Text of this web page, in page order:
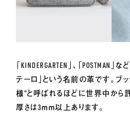
「KINDERGARTEN」、「POSTMAN」
テーロ」という名前の革です。ブ
様”と呼ばれるほどに世界中から
厚さは3ｍｍ以上あります。